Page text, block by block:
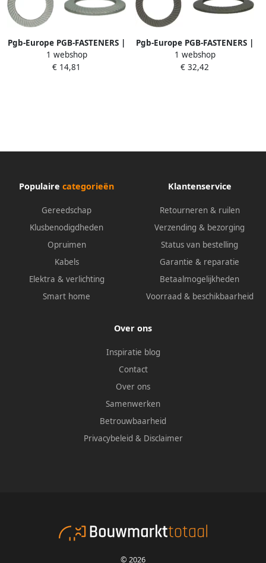
Pgb-Europe PGB-FASTENERS |
Schnorr-sluitring "S" M 5 Zn |
250 st 00SNOR00100503
1 webshop
€ 14,81
Pgb-Europe PGB-FASTENERS |
Schnorr-sluitring "S" M 4 |
1000 st 00SNOR00000403
1 webshop
€ 32,42
Populaire categorieën
Gereedschap
Klusbenodigdheden
Opruimen
Kabels
Elektra & verlichting
Smart home
Klantenservice
Retourneren & ruilen
Verzending & bezorging
Status van bestelling
Garantie & reparatie
Betaalmogelijkheden
Voorraad & beschikbaarheid
Over ons
Inspiratie blog
Contact
Over ons
Samenwerken
Betrouwbaarheid
Privacybeleid & Disclaimer
© 2026